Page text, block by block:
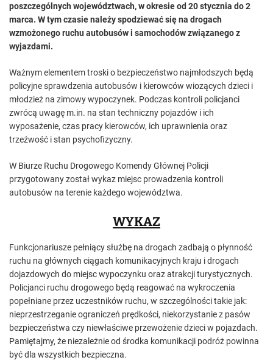
poszczególnych województwach, w okresie od 20 stycznia do 2
marca. W tym czasie należy spodziewać się na drogach
wzmożonego ruchu autobusów i samochodów związanego z
wyjazdami.
Ważnym elementem troski o bezpieczeństwo najmłodszych będą
policyjne sprawdzenia autobusów i kierowców wiozących dzieci i
młodzież na zimowy wypoczynek. Podczas kontroli policjanci
zwrócą uwagę m.in. na stan techniczny pojazdów i ich
wyposażenie, czas pracy kierowców, ich uprawnienia oraz
trzeźwość i stan psychofizyczny.
W Biurze Ruchu Drogowego Komendy Głównej Policji
przygotowany został wykaz miejsc prowadzenia kontroli
autobusów na terenie każdego województwa.
WYKAZ
Funkcjonariusze pełniący służbę na drogach zadbają o płynność
ruchu na głównych ciągach komunikacyjnych kraju i drogach
dojazdowych do miejsc wypoczynku oraz atrakcji turystycznych.
Policjanci ruchu drogowego będą reagować na wykroczenia
popełniane przez uczestników ruchu, w szczególności takie jak:
nieprzestrzeganie ograniczeń prędkości, niekorzystanie z pasów
bezpieczeństwa czy niewłaściwe przewożenie dzieci w pojazdach.
Pamiętajmy, że niezależnie od środka komunikacji podróż powinna
być dla wszystkich bezpieczna.